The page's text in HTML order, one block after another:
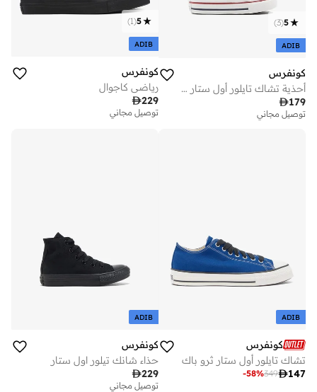
5
(
3
)
ADIB
كونفرس
أحذية تشاك تايلور أول ستار في للأطفال
179
توصيل مجاني
5
(
1
)
ADIB
كونفرس
رياضي كاجوال
229
توصيل مجاني
ADIB
كونفرس
تشاك تايلور أول ستار ثرو باك
147
349
-58%
ADIB
كونفرس
حذاء شانك تيلور اول ستار
229
توصيل مجاني